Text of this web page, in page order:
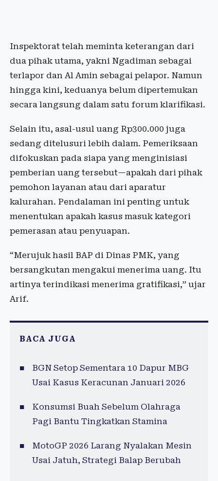
Inspektorat telah meminta keterangan dari
dua pihak utama, yakni Ngadiman sebagai
terlapor dan Al Amin sebagai pelapor. Namun
hingga kini, keduanya belum dipertemukan
secara langsung dalam satu forum klarifikasi.
Selain itu, asal-usul uang Rp300.000 juga
sedang ditelusuri lebih dalam. Pemeriksaan
difokuskan pada siapa yang menginisiasi
pemberian uang tersebut—apakah dari pihak
pemohon layanan atau dari aparatur
kalurahan. Pendalaman ini penting untuk
menentukan apakah kasus masuk kategori
pemerasan atau penyuapan.
“Merujuk hasil BAP di Dinas PMK, yang
bersangkutan mengakui menerima uang. Itu
artinya terindikasi menerima gratifikasi,” ujar
Arif.
BACA JUGA
BGN Setop Sementara 10 Dapur MBG
Usai Kasus Keracunan Januari 2026
Konsumsi Buah Sebelum Olahraga
Pagi Bantu Tingkatkan Stamina
MotoGP 2026 Larang Nyalakan Mesin
Usai Jatuh, Strategi Balap Berubah